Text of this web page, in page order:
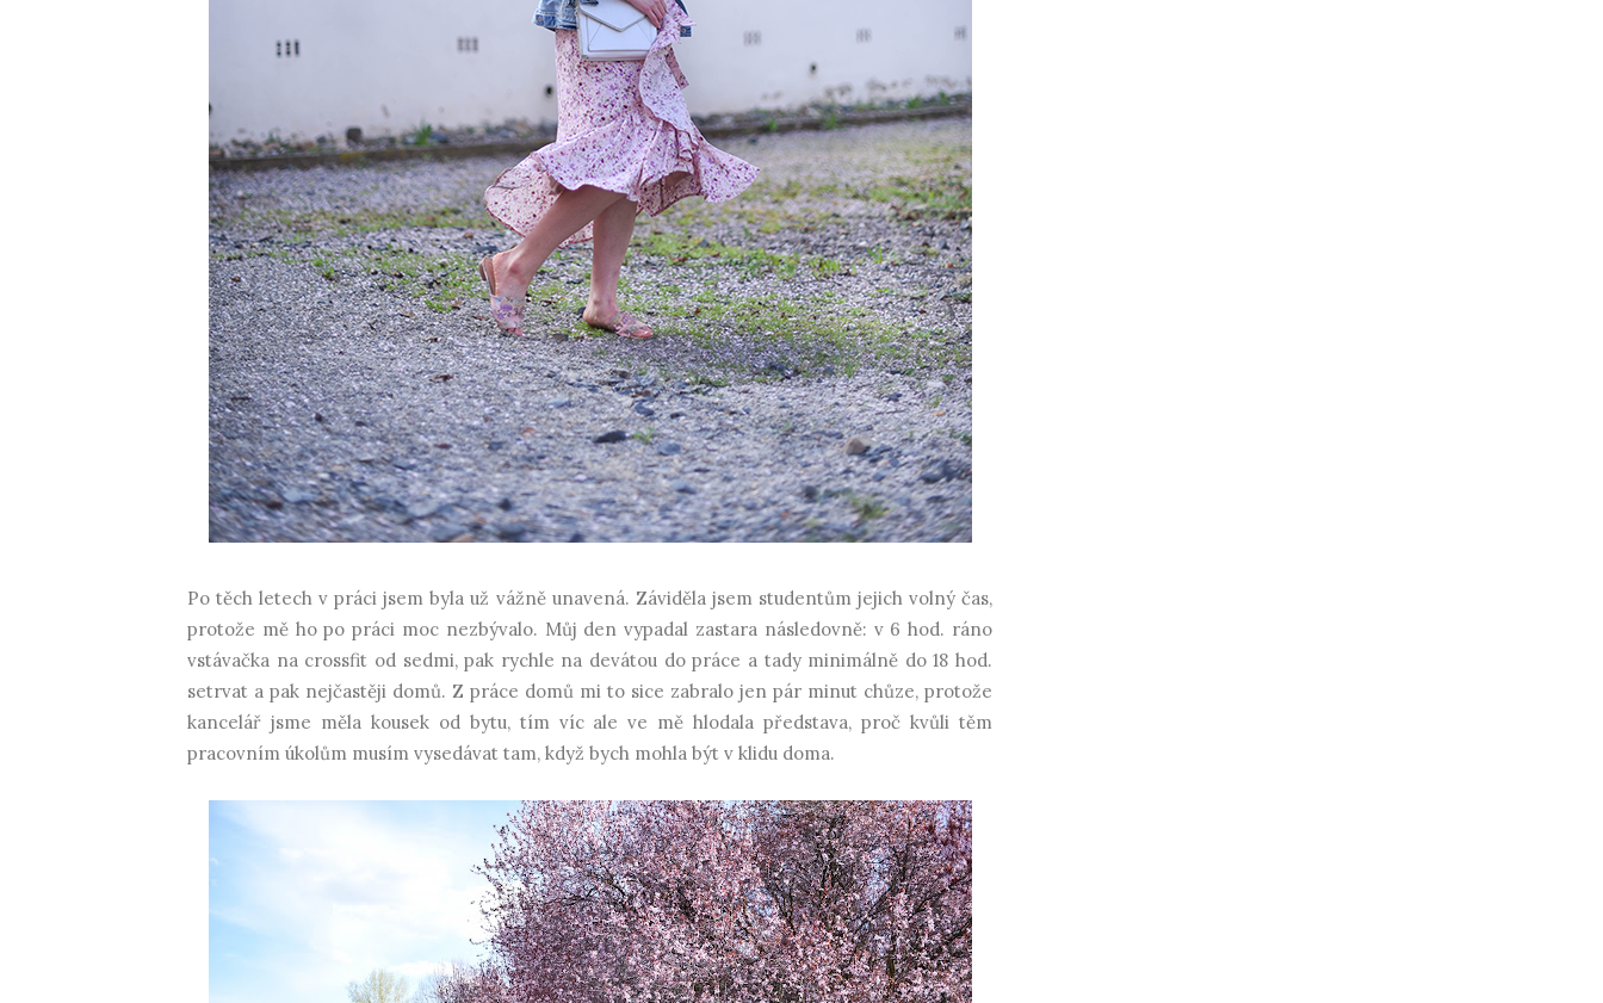
Po těch letech v práci jsem byla už vážně unavená. Záviděla jsem studentům jejich volný čas,
protože mě ho po práci moc nezbývalo. Můj den vypadal zastara následovně: v 6 hod. ráno
vstávačka na crossfit od sedmi, pak rychle na devátou do práce a tady minimálně do 18 hod.
setrvat a pak nejčastěji domů. Z práce domů mi to sice zabralo jen pár minut chůze, protože
kancelář jsme měla kousek od bytu, tím víc ale ve mě hlodala představa, proč kvůli těm
pracovním úkolům musím vysedávat tam, když bych mohla být v klidu doma.